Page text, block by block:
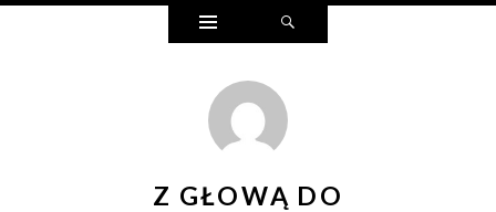
Widgets
Z GŁOWĄ DO